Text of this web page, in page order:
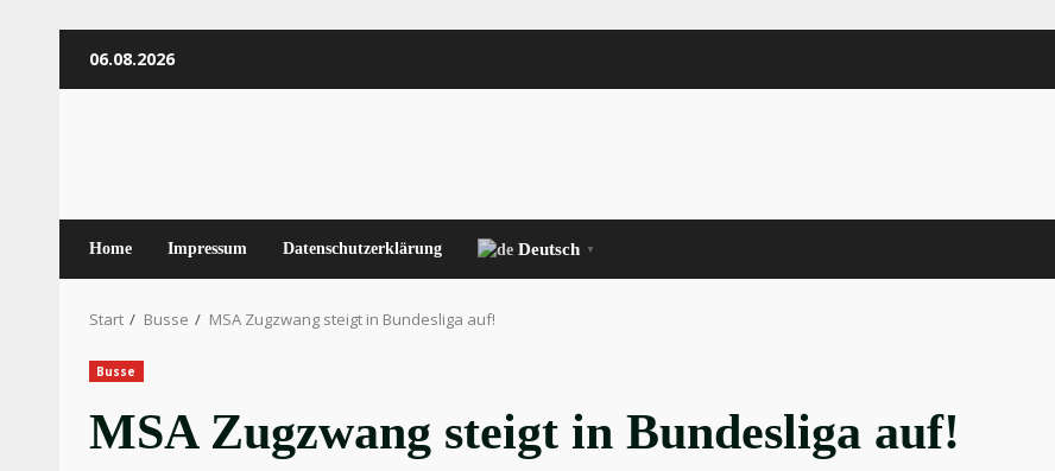
Inhalt06.08.2026
Home Impressum Datenschutzerklärung Deutsch ▼
Start Busse MSA Zugzwang steigt in Bundesliga auf!
Busse
MSA Zugzwang steigt in Bundesliga auf!